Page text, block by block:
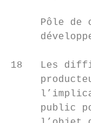
Pôle de
18   Les
public